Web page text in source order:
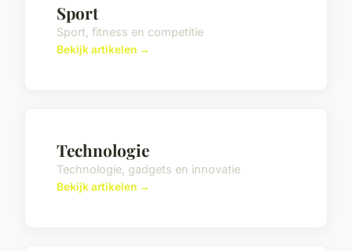
Sport
Sport, fitness en competitie
Bekijk artikelen →
Technologie
Technologie, gadgets en innovatie
Bekijk artikelen →